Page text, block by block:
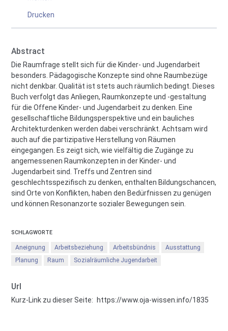
Drucken
Abstract
Die Raumfrage stellt sich für die Kinder- und Jugendarbeit
besonders. Pädagogische Konzepte sind ohne Raumbezüge
nicht denkbar. Qualität ist stets auch räumlich bedingt. Dieses
Buch verfolgt das Anliegen, Raumkonzepte und -gestaltung
für die Offene Kinder- und Jugendarbeit zu denken. Eine
gesellschaftliche Bildungsperspektive und ein bauliches
Architekturdenken werden dabei verschränkt. Achtsam wird
auch auf die partizipative Herstellung von Räumen
eingegangen. Es zeigt sich, wie vielfältig die Zugänge zu
angemessenen Raumkonzepten in der Kinder- und
Jugendarbeit sind. Treffs und Zentren sind
geschlechtsspezifisch zu denken, enthalten Bildungschancen,
sind Orte von Konflikten, haben den Bedürfnissen zu genügen
und können Resonanzorte sozialer Bewegungen sein.
SCHLAGWORTE
Aneignung Arbeitsbeziehung Arbeitsbündnis
Ausstattung
Planung
Raum Sozialräumliche Jugendarbeit
Url
Kurz-Link zu dieser Seite: https://www.oja-wissen.info/1835